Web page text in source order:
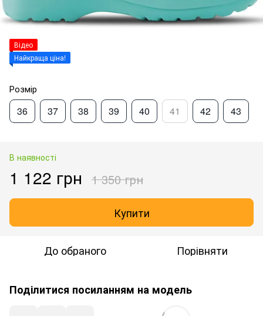
Відео
Найкраща ціна!
Розмір
36 37 38 39 40 41 42 43
В наявності
1 122 грн 1 350 грн
Купити
До обраного Порівняти
Поділитися посиланням на модель